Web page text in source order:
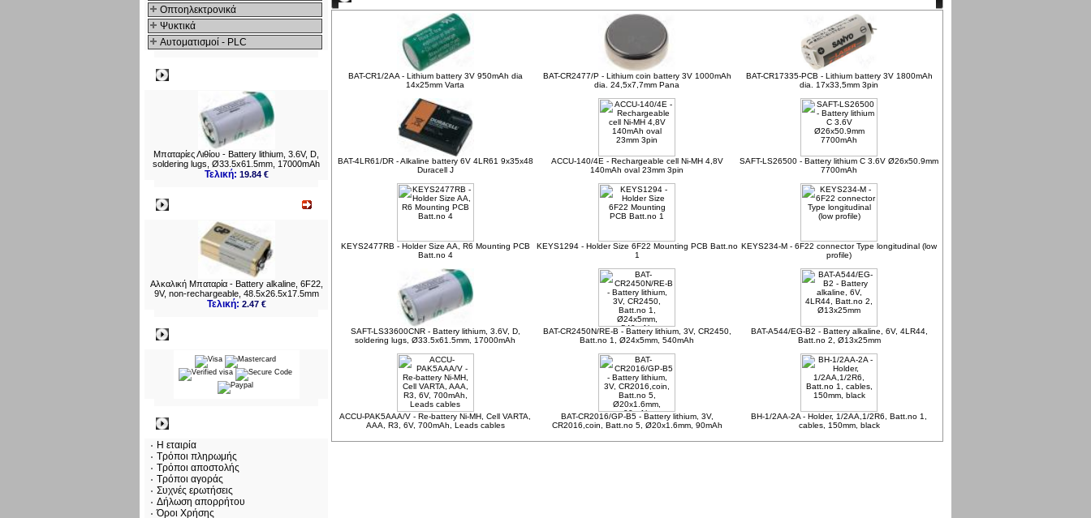
Οπτοηλεκτρονικά
Ψυκτικά
Αυτοματισμοί - PLC
Μπαταρίες Λιθίου - Battery lithium, 3.6V, D,
soldering lugs, Ø33.5x61.5mm, 17000mAh
Τελική: 19.84 €
Αλκαλική Μπαταρία - Battery alkaline, 6F22,
9V, non-rechargeable, 48.5x26.5x17.5mm
Τελική: 2.47 €
Η εταιρία
Τρόποι πληρωμής
Τρόποι αποστολής
Τρόποι αγοράς
Συχνές ερωτήσεις
Δήλωση απορρήτου
Όροι Χρήσης
BAT-CR1/2AA - Lithium battery 3V 950mAh dia
14x25mm Varta
BAT-CR2477/P - Lithium coin battery 3V 1000mAh
dia. 24,5x7,7mm Pana
BAT-CR17335-PCB - Lithium battery 3V 1800mAh
dia. 17x33,5mm 3pin
BAT-4LR61/DR - Alkaline battery 6V 4LR61 9x35x48
Duracell J
ACCU-140/4E - Rechargeable cell Ni-MH 4,8V
140mAh oval 23mm 3pin
SAFT-LS26500 - Battery lithium C 3.6V Ø26x50.9mm
7700mAh
KEYS2477RB - Holder Size AA, R6 Mounting PCB
Batt.no 4
KEYS1294 - Holder Size 6F22 Mounting PCB Batt.no
1
KEYS234-M - 6F22 connector Type longitudinal (low
profile)
SAFT-LS33600CNR - Battery lithium, 3.6V, D,
soldering lugs, Ø33.5x61.5mm, 17000mAh
BAT-CR2450N/RE-B - Battery lithium, 3V, CR2450,
Batt.no 1, Ø24x5mm, 540mAh
BAT-A544/EG-B2 - Battery alkaline, 6V, 4LR44,
Batt.no 2, Ø13x25mm
ACCU-PAK5AAA/V - Re-battery Ni-MH, Cell VARTA,
AAA, R3, 6V, 700mAh, Leads cables
BAT-CR2016/GP-B5 - Battery lithium, 3V,
CR2016,coin, Batt.no 5, Ø20x1.6mm, 90mAh
BH-1/2AA-2A - Holder, 1/2AA,1/2R6, Batt.no 1,
cables, 150mm, black